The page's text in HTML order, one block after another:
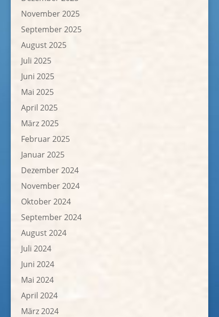
November 2025
September 2025
August 2025
Juli 2025
Juni 2025
Mai 2025
April 2025
März 2025
Februar 2025
Januar 2025
Dezember 2024
November 2024
Oktober 2024
September 2024
August 2024
Juli 2024
Juni 2024
Mai 2024
April 2024
März 2024